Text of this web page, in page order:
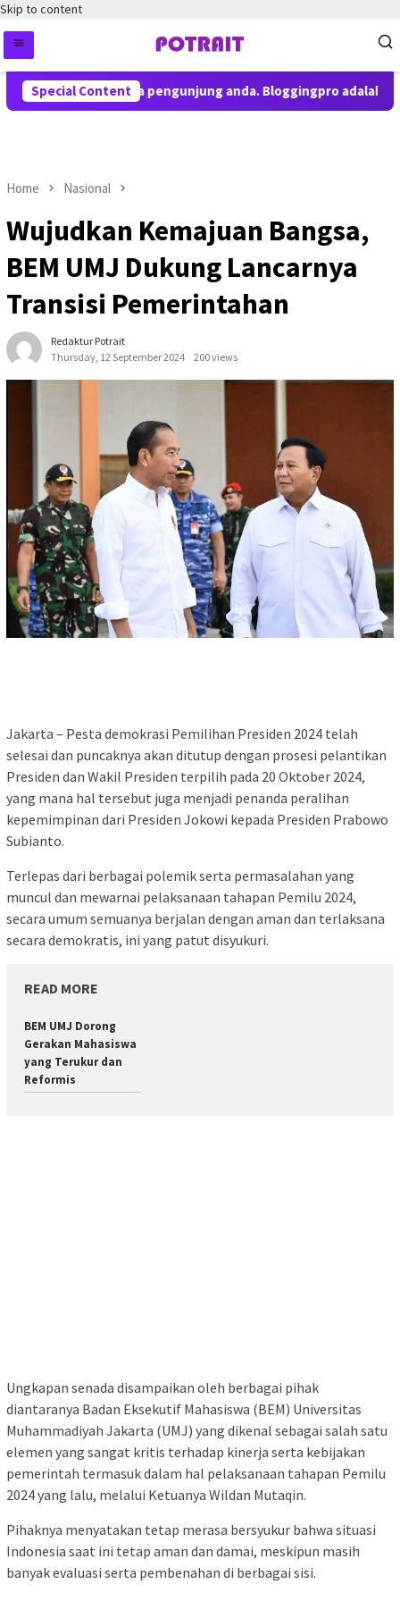
Skip to content
Special Contentkepada pengunjung anda. Bloggingpro adalah
Home Nasional
Wujudkan Kemajuan Bangsa,
BEM UMJ Dukung Lancarnya
Transisi Pemerintahan
Redaktur Potrait
Thursday, 12 September 2024
200 views
Jakarta – Pesta demokrasi Pemilihan Presiden 2024 telah
selesai dan puncaknya akan ditutup dengan prosesi pelantikan
Presiden dan Wakil Presiden terpilih pada 20 Oktober 2024,
yang mana hal tersebut juga menjadi penanda peralihan
kepemimpinan dari Presiden Jokowi kepada Presiden Prabowo
Subianto.
Terlepas dari berbagai polemik serta permasalahan yang
muncul dan mewarnai pelaksanaan tahapan Pemilu 2024,
secara umum semuanya berjalan dengan aman dan terlaksana
secara demokratis, ini yang patut disyukuri.
READ MORE
BEM UMJ Dorong
Gerakan Mahasiswa
yang Terukur dan
Reformis
Ungkapan senada disampaikan oleh berbagai pihak
diantaranya Badan Eksekutif Mahasiswa (BEM) Universitas
Muhammadiyah Jakarta (UMJ) yang dikenal sebagai salah satu
elemen yang sangat kritis terhadap kinerja serta kebijakan
pemerintah termasuk dalam hal pelaksanaan tahapan Pemilu
2024 yang lalu, melalui Ketuanya Wildan Mutaqin.
Pihaknya menyatakan tetap merasa bersyukur bahwa situasi
Indonesia saat ini tetap aman dan damai, meskipun masih
banyak evaluasi serta pembenahan di berbagai sisi.